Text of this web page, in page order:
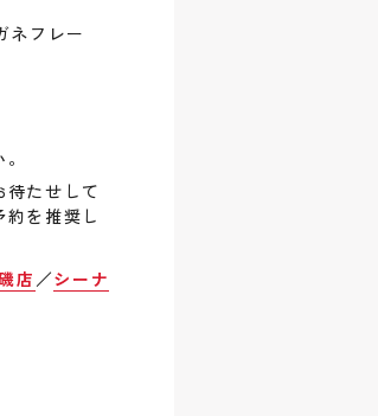
ネフレー
たせして
を推奨し
店／シーナ